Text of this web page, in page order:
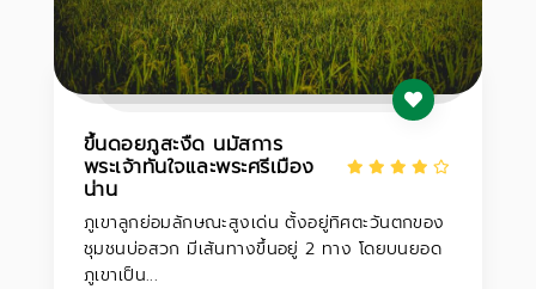
ขึ้นดอยภูสะงืด นมัสการ
พระเจ้าทันใจและพระศรีเมือง
น่าน
ภูเขาลูกย่อมลักษณะสูงเด่น ตั้งอยู่ทิศตะวันตกของ
ชุมชนบ่อสวก มีเส้นทางขึ้นอยู่ 2 ทาง โดยบนยอด
ภูเขาเป็น...